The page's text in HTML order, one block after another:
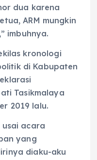
dua karena
ARM mungkin
imbuhnya.
kronologi
di Kabupaten
Tasikmalaya
2019 lalu.
acara
yang
diaku-aku